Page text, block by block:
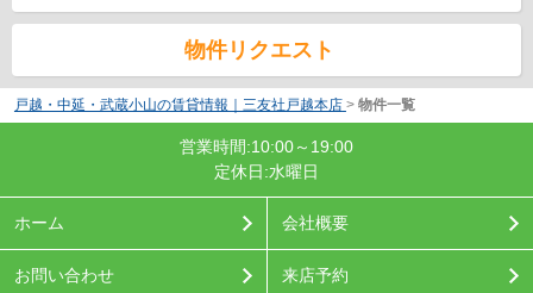
物件リクエスト
戸越・中延・武蔵小山の賃貸情報｜三友社戸越本店 > 物件一覧
営業時間:10:00～19:00
定休日:水曜日
ホーム 会社概要
お問い合わせ 来店予約